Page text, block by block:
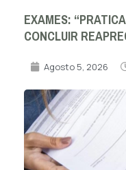
EXAMES:
CONCLUIR
Agosto 5, 2026